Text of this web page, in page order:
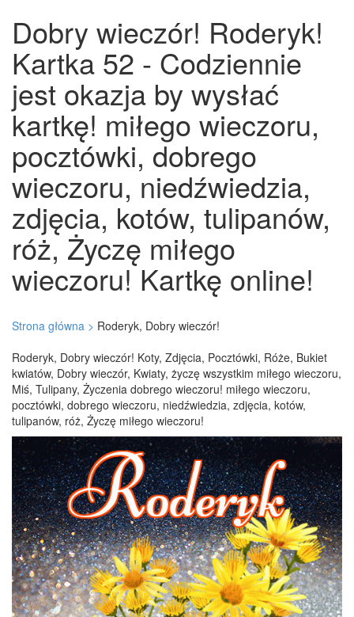
Dobry wieczór! Roderyk!
Kartka 52 - Codziennie
jest okazja by wysłać
kartkę! miłego wieczoru,
pocztówki, dobrego
wieczoru, niedźwiedzia,
zdjęcia, kotów, tulipanów,
róż, Życzę miłego
wieczoru! Kartkę online!
Strona główna > Roderyk, Dobry wieczór!
Roderyk, Dobry wieczór! Koty, Zdjęcia, Pocztówki, Róże, Bukiet
kwiatów, Dobry wieczór, Kwiaty, życzę wszystkim miłego wieczoru,
Miś, Tulipany, Życzenia dobrego wieczoru! miłego wieczoru,
pocztówki, dobrego wieczoru, niedźwiedzia, zdjęcia, kotów,
tulipanów, róż, Życzę miłego wieczoru!